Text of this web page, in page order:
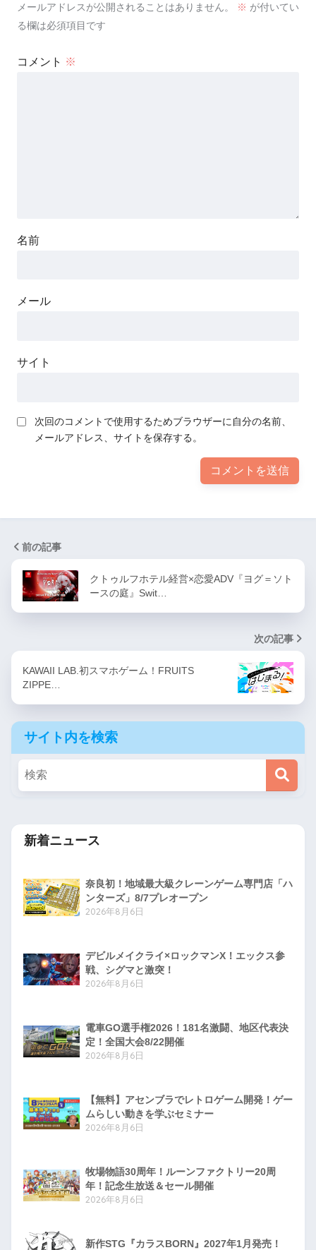
メールアドレスが公開されることはありません。 ※ が付いてい
る欄は必須項目です
コメント ※
名前
メール
サイト
次回のコメントで使用するためブラウザーに自分の名前、
メールアドレス、サイトを保存する。
前の記事
クトゥルフホテル経営×恋愛ADV『ヨグ＝ソト
ースの庭』Swit…
次の記事
KAWAII LAB.初スマホゲーム！FRUITS
ZIPPE…
サイト内を検索
新着ニュース
奈良初！地域最大級クレーンゲーム専門店「ハ
ンターズ」8/7プレオープン
2026年8月6日
デビルメイクライ×ロックマンX！エックス参
戦、シグマと激突！
2026年8月6日
電車GO選手権2026！181名激闘、地区代表決
定！全国大会8/22開催
2026年8月6日
【無料】アセンブラでレトロゲーム開発！ゲー
ムらしい動きを学ぶセミナー
2026年8月6日
牧場物語30周年！ルーンファクトリー20周
年！記念生放送＆セール開催
2026年8月6日
新作STG『カラスBORN』2027年1月発売！